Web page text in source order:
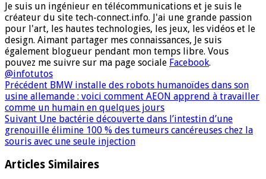
Je suis un ingénieur en télécommunications et je suis le
créateur du site tech-connect.info. J'ai une grande passion
pour l'art, les hautes technologies, les jeux, les vidéos et le
design. Aimant partager mes connaissances, Je suis
également blogueur pendant mon temps libre. Vous
pouvez me suivre sur ma page sociale Facebook.
@infotutos
Précédent BMW installe des robots humanoïdes dans son
usine allemande : voici comment AEON apprend à travailler
comme un humain en quelques jours
Suivant Une bactérie découverte dans l’intestin d’une
grenouille élimine 100 % des tumeurs cancéreuses chez la
souris avec une seule injection
Articles Similaires